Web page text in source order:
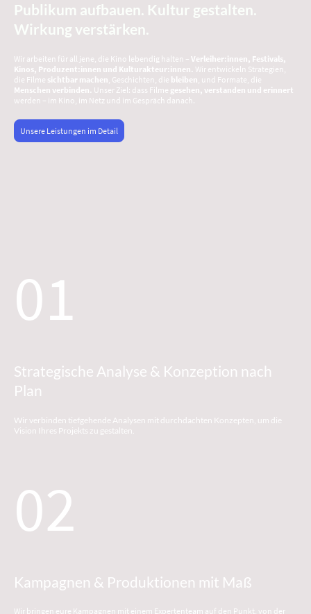
Publikum aufbauen. Kultur gestalten.
Wirkung verstärken.
Wir arbeiten für all jene, die Kino lebendig halten – Verleiher:innen, Festivals,
Kinos, Produzent:innen und Kulturakteur:innen. Wir entwickeln Strategien,
die Filme sichtbar machen , Geschichten, die bleiben und Formate, die
Menschen verbinden. Unser Ziel: dass Filme gesehen, verstanden und erinnert
werden – im Kino, im Netz und im Gespräch danach.
Unsere Leistungen im Detail
01
Strategische Analyse & Konzeption nach
Plan
Wir verbinden tiefgehende Analysen mit durchdachten Konzepten, um die
Vision Ihres Projekts zu gestalten.
02
Kampagnen & Produktionen mit Maß
Wir bringen eure Kampagnen mit einem Expertenteam auf den Punkt, von der